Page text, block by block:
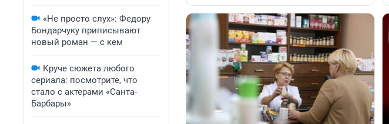
«Не просто слух»: Федору
Бондарчуку приписывают
новый роман — с кем
Круче сюжета любого
сериала: посмотрите, что
стало с актерами «Санта-
Барбары»